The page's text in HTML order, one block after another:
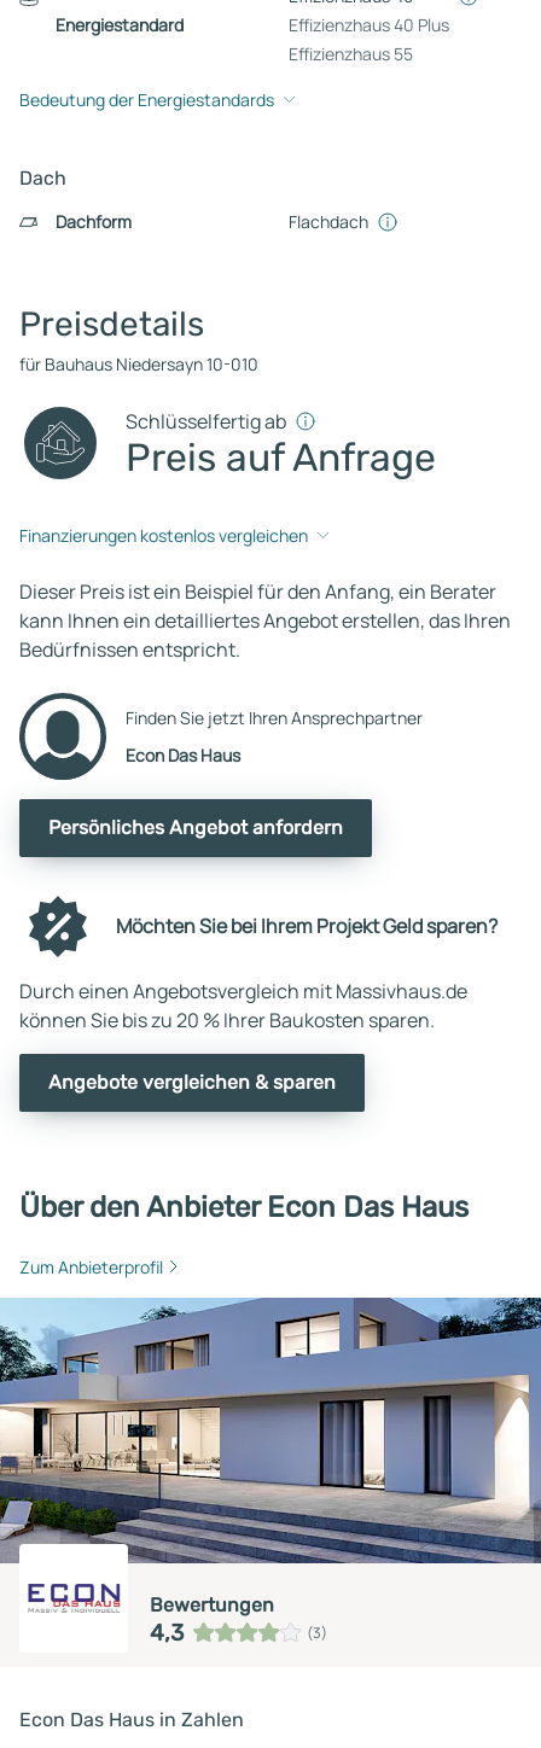
Energiestandard
Effizienzhaus 40 Plus
Effizienzhaus 55
Bedeutung der Energiestandards
Dach
Dachform
Flachdach
Preisdetails
für Bauhaus Niedersayn 10-010
Schlüsselfertig ab
Preis auf Anfrage
Finanzierungen kostenlos vergleichen
Dieser Preis ist ein Beispiel für den Anfang, ein Berater
kann Ihnen ein detailliertes Angebot erstellen, das Ihren
Bedürfnissen entspricht.
Finden Sie jetzt Ihren Ansprechpartner
Econ Das Haus
Persönliches Angebot anfordern
Möchten Sie bei Ihrem Projekt Geld sparen?
Durch einen Angebotsvergleich mit Massivhaus.de
können Sie bis zu 20 % Ihrer Baukosten sparen.
Angebote vergleichen & sparen
Über den Anbieter Econ Das Haus
Zum Anbieterprofil
Bewertungen
4,3 (3)
Econ Das Haus in Zahlen